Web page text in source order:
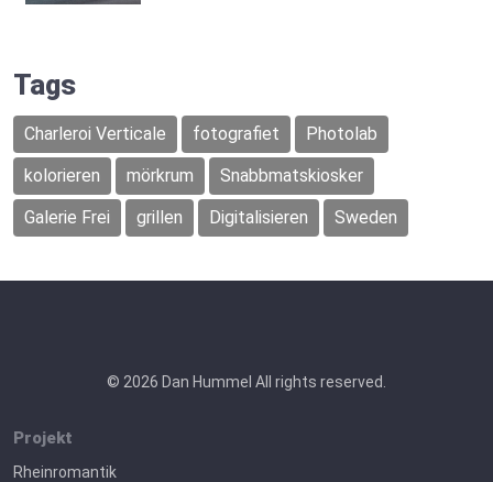
Tags
Charleroi Verticale fotografiet
Photolab
kolorieren
mörkrum
Snabbmatskiosker
Galerie Frei
grillen Digitalisieren Sweden
© 2026 Dan Hummel All rights reserved.
Projekt
Rheinromantik